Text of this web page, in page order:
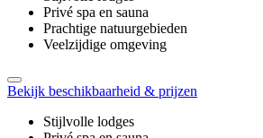
Privé spa en sauna
Prachtige natuurgebieden
Veelzijdige omgeving
Bekijk beschikbaarheid & prijzen
Stijlvolle lodges